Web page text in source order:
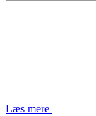
Læs mere